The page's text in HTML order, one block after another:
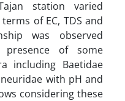
station varied
of EC, TDS and
was observed
presence of some
including Baetidae
with pH and
considering these